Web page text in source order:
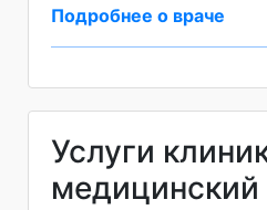
Подробнее о враче
Услуги
медицинский